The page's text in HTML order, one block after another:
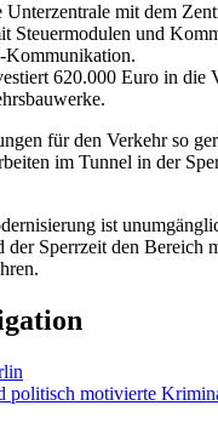
mit dem
Steuermodulen und
Kommunikation.
620.000 Euro in die
für den Verkehr so
im Tunnel in der
ist
der Sperrzeit den Bereich
politisch motivierte